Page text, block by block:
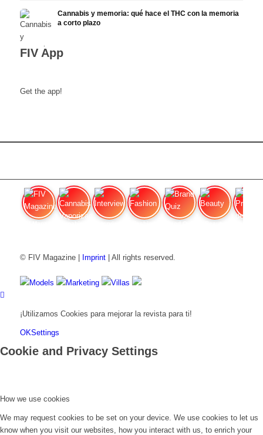
Cannabis y memoria: qué hace el THC con la memoria
a corto plazo
FIV App
Get the app!
© FIV Magazine | Imprint| All rights reserved.
Models Marketing Villas
¡Utilizamos Cookies para mejorar la revista para ti!
OKSettings
Cookie and Privacy Settings
How we use cookies
We may request cookies to be set on your device. We use cookies to let us
know when you visit our websites, how you interact with us, to enrich your